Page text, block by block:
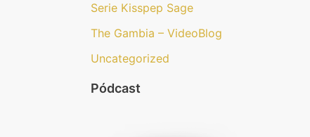
Serie Kisspep Sage
The Gambia – VideoBlog
Uncategorized
Pódcast